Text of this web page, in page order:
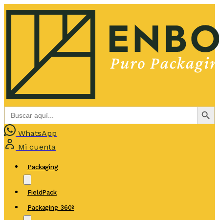
Buscar: Botón de
WhatsApp
Mi cuenta
Packaging
FieldPack
Packaging 360º